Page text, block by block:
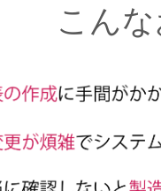
こん